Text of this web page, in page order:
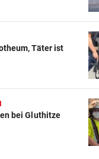
Täter ist
bei Gluthitze